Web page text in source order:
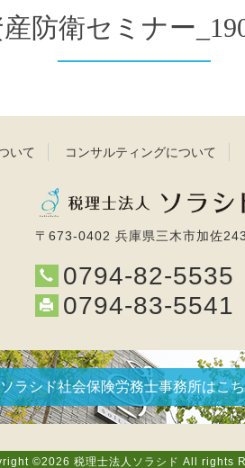
防衛セミナー
いて コンサルティングについて
〒673-0402 兵庫県三木市加佐
0794-82-5535
0794-83-5541
ソラシド社会保険労務士事務所はこ
©2026 税理士法人ソラシド All rights